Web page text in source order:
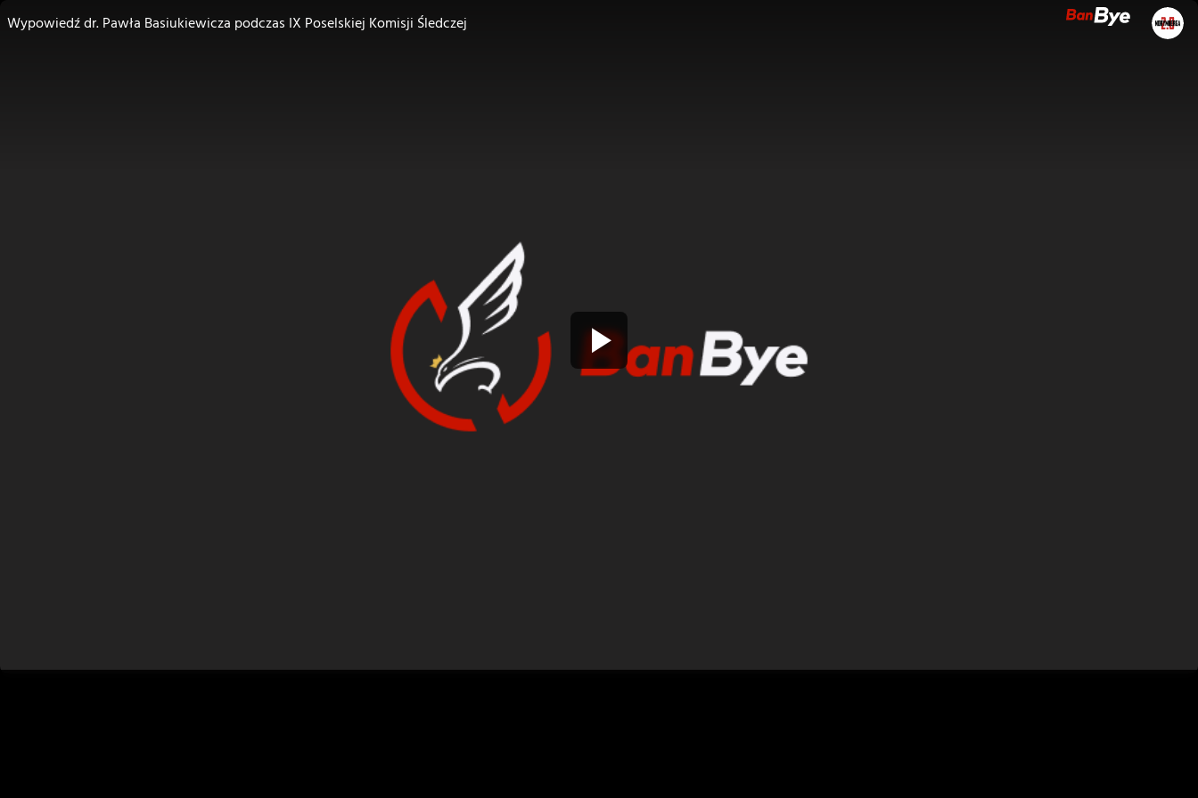
Wypowiedź dr. Pawła Basiukiewicza podczas IX Poselskiej Komisji Śledczej